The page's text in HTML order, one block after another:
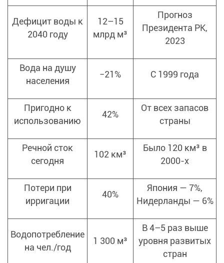
Дефицит воды к
2040 году
12–15
млрд м³
Прогноз
Президента РК,
2023
Вода на душу
населения
−21% С 1999 года
Пригодно к
использованию
42%
От всех запасов
страны
Речной сток
сегодня
102 км³
Было 120 км³ в
2000-х
Потери при
ирригации
40%
Япония — 7%,
Нидерланды — 6%
Водопотребление
на чел./год
1 300 м³
В 4–5 раз выше
уровня развитых
стран